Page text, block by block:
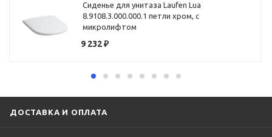
Сиденье для унитаза Laufen Lua
8.9108.3.000.000.1 петли хром, с
микролифтом
9 232₽
ДОСТАВКА И ОПЛАТА